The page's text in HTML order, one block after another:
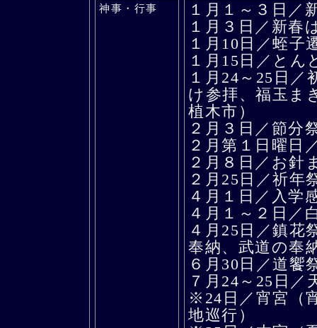
神事・行事
１月１～３日／
１月３日／新春
１月10日／蛭子
１月15日／とん
１月24～25日
け参拝、福玉ま
植木市）
２月３日／節分
２月第１日曜日
２月８日／お針
２月25日／祈年
４月１日／入学
４月１～２日／
４月25日／鎮花
奉納、武道の奉
６月30日／道饗
７月24～25日／
※24日／宵宮（
地巡行）